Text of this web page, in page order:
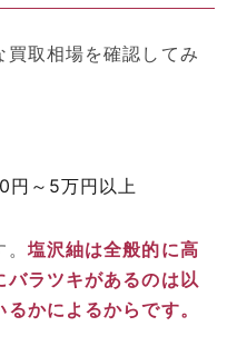
取相場を確認してみ
円～5万円以上
塩沢紬は全般的に高
ラツキがあるのは以
かによるからです。